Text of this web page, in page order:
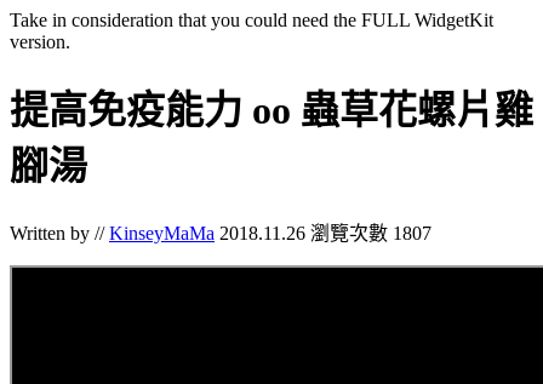
Take in consideration that you could need the FULL WidgetKit
version.
提高免疫能力 oo 蟲草花螺片雞
腳湯
Written by //KinseyMaMa 2018.11.26 瀏覽次數 1807